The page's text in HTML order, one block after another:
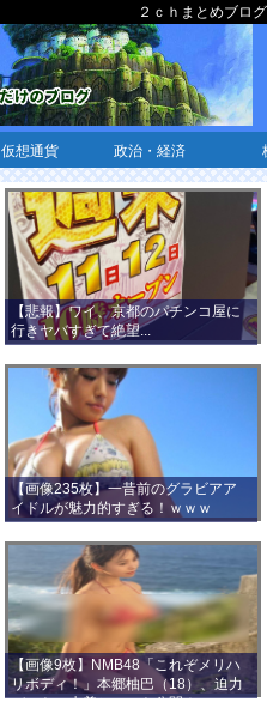
２ｃｈまとめブログ
仮想通貨 政治・経済
【悲報】ワイ、京都のパチンコ屋に
行きヤバすぎて絶望...
【画像235枚】一昔前のグラビアア
イドルが魅力的すぎる！ｗｗｗ
【画像9枚】NMB48「これぞメリハ
リボディ！」本郷柚巴（18）、迫力
バストの水着ショット公開！